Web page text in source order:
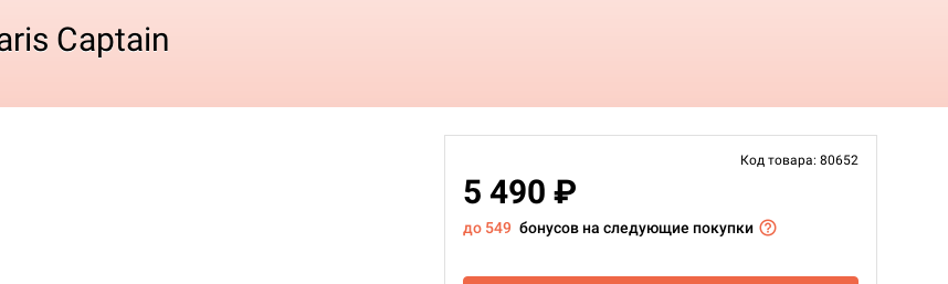
Captain
Код товара: 80652
5 490 ₽
до 549 бонусов на следующие покупки